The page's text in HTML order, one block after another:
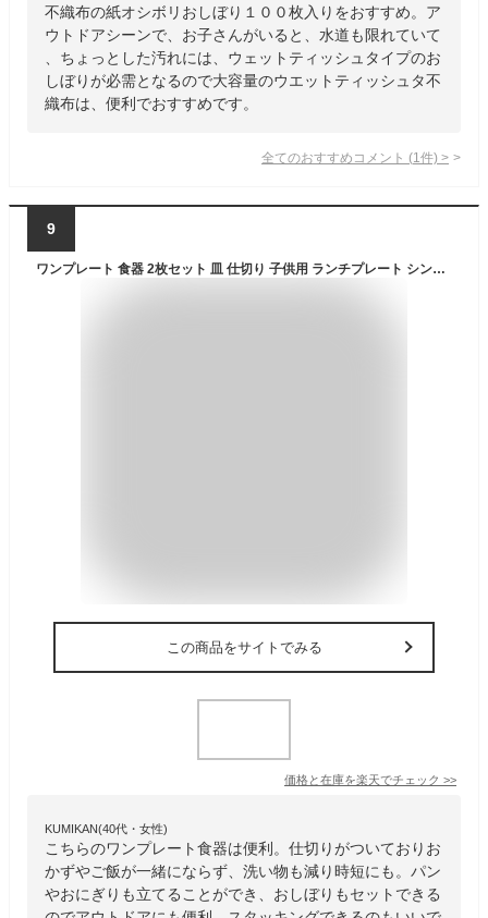
不織布の紙オシボリおしぼり１００枚入りをおすすめ。ア
ウトドアシーンで、お子さんがいると、水道も限れていて
、ちょっとした汚れには、ウェットティッシュタイプのお
しぼりが必需となるので大容量のウエットティッシュタ不
織布は、便利でおすすめです。
全てのおすすめコメント (1 件) >
9
ワンプレート 食器 2枚セット 皿 仕切り 子供用 ランチプレート シンプル 食洗機 レンジ 対応【 マドーレ モーニングプレート 2色セット】洋食器 和食器 キャンプ bbq 便利 グッズ お子様ランチ おうちカフェ ダイエット 家事 時短 生活 応援 うれしい アイテム 日本製
この商品をサイトでみる
価格と在庫を楽天でチェック >>
KUMIKAN(40代・女性)
こちらのワンプレート食器は便利。仕切りがついておりお
かずやご飯が一緒にならず、洗い物も減り時短にも。パン
やおにぎりも立てることができ、おしぼりもセットできる